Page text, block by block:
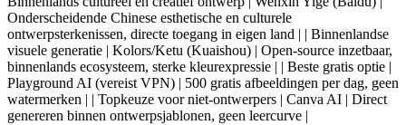
Onderscheidende Chinese esthetische en culturele
ontwerpsterkenissen, directe toegang in eigen land | | Binnenlandse
visuele generatie | Kolors/Ketu (Kuaishou) | Open-source inzetbaar,
binnenlands ecosysteem, sterke kleurexpressie | | Beste gratis optie |
Playground AI (vereist VPN) | 500 gratis afbeeldingen per dag, geen
watermerken | | Topkeuze voor niet-ontwerpers | Canva AI | Direct
genereren binnen ontwerpsjablonen, geen leercurve |